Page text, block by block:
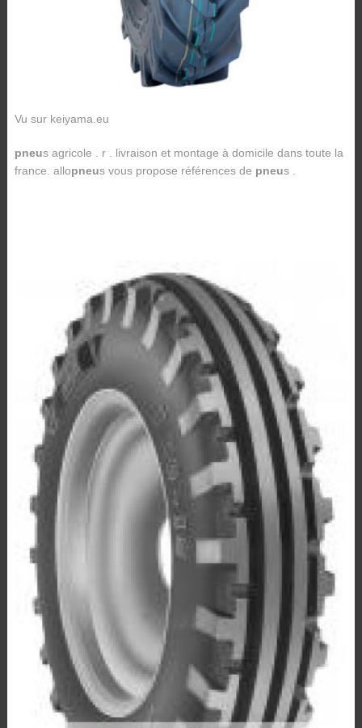
Vu sur keiyama.eu
pneus agricole . r . livraison et montage à domicile dans toute la
france. allopneus vous propose références de pneus .